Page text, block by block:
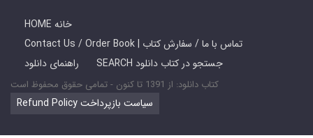
HOME خانه
Contact Us / Order Book | تماس با ما / سفارش کتاب
راهنمای دانلود
SEARCH جستجو در کتاب دانلود
کتاب دانلود: از 1391 تا کنون - تمامی حقوق محفوظ است
Refund Policy سیاست بازپرداخت